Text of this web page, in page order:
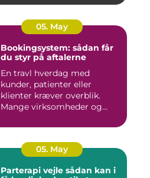
05. May
Bookingsystem: sådan får
du styr på aftalerne
En travl hverdag med
kunder, patienter eller
klienter kræver overblik.
Mange virksomheder og
05. May
Parterapi vejle sådan kan i